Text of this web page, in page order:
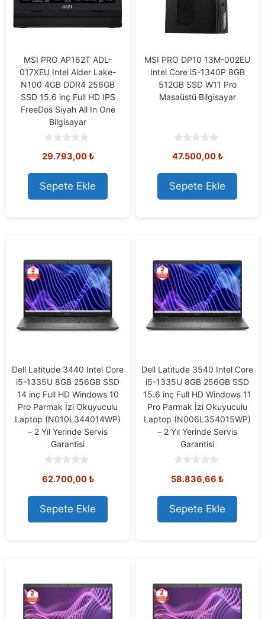
MSI PRO AP162T ADL-
017XEU Intel Alder Lake-
N100 4GB DDR4 256GB
SSD 15.6 inç Full HD IPS
FreeDos Siyah All In One
Bilgisayar
o
t
o
f
5
29.793,00₺
Sepete Ekle
MSI PRO DP10 13M-002EU
Intel Core i5-1340P 8GB
512GB SSD W11 Pro
Masaüstü Bilgisayar
o
t
o
f
5
47.500,00₺
Sepete Ekle
Dell Latitude 3440 Intel Core
i5-1335U 8GB 256GB SSD
14 inç Full HD Windows 10
Pro Parmak İzi Okuyuculu
Laptop (N010L344014WP)
– 2 Yıl Yerinde Servis
Garantisi
o
t
o
f
5
62.700,00₺
Sepete Ekle
Dell Latitude 3540 Intel Core
i5-1335U 8GB 256GB SSD
15.6 inç Full HD Windows 11
Pro Parmak İzi Okuyuculu
Laptop (N006L354015WP)
– 2 Yıl Yerinde Servis
Garantisi
o
t
o
f
5
58.836,66 ₺
Sepete Ekle